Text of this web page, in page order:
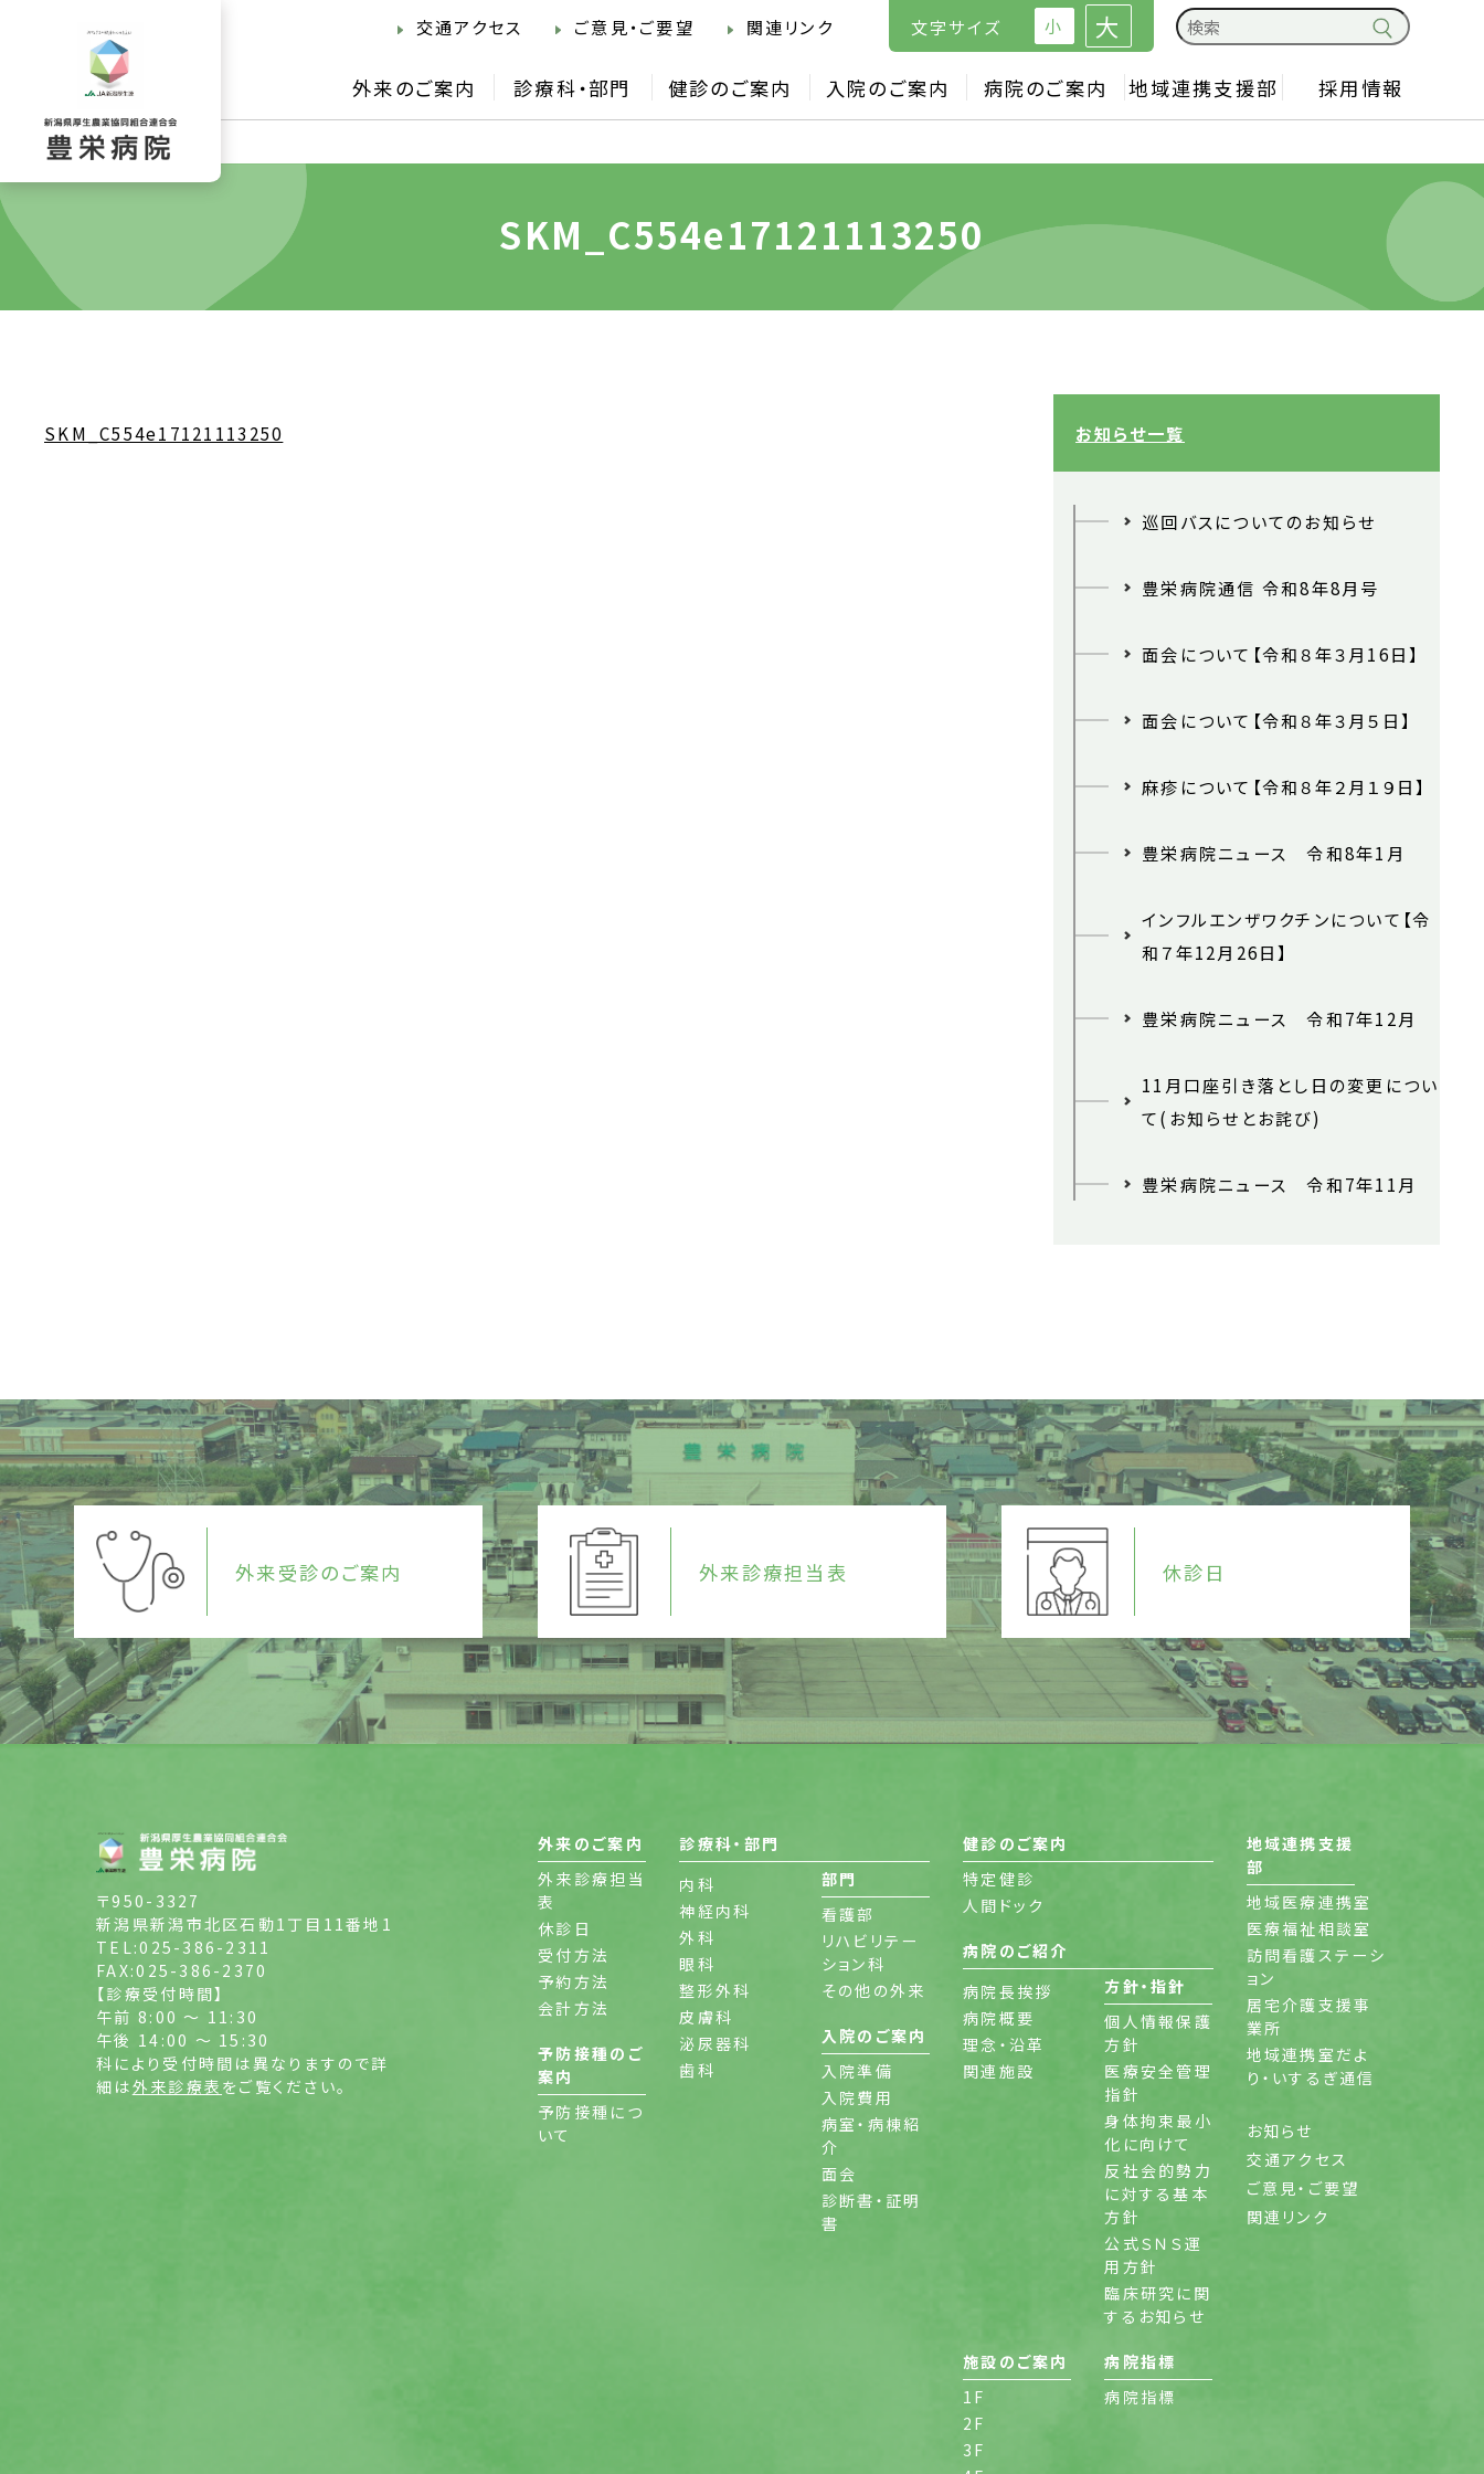
交通アクセス ご意見・ご要望 関連リンク 文字サイズ 小 大
外来のご案内 診療科・部門 健診のご案内 入院のご案内 病院のご案内 地域連携支援部 採用情報
SKM_C554e17121113250
SKM_C554e17121113250 お知らせ一覧
巡回バスについてのお知らせ
豊栄病院通信 令和8年8月号
面会について【令和８年３月16日】
面会について【令和８年３月５日】
麻疹について【令和８年２月１９日】
豊栄病院ニュース 令和8年1月
インフルエンザワクチンについて【令
和７年12月26日】
豊栄病院ニュース 令和7年12月
11月口座引き落とし日の変更につい
て(お知らせとお詫び)
豊栄病院ニュース 令和7年11月
外来受診のご案内 外来診療担当表 休診日
〒950-3327
新潟県新潟市北区石動1丁目11番地1
TEL:025-386-2311
FAX:025-386-2370
【診療受付時間】
午前 8:00 ～ 11:30
午後 14:00 ～ 15:30
科により受付時間は異なりますので詳
細は外来診療表 をご覧ください。
外来のご案内
外来診療担当
表
休診日
受付方法
予約方法
会計方法
予防接種のご
案内
予防接種につ
いて
診療科・部門
内科
神経内科
外科
眼科
整形外科
皮膚科
泌尿器科
歯科
部門
看護部
リハビリテー
ション科
その他の外来
入院のご案内
入院準備
入院費用
病室・病棟紹
介
面会
診断書・証明
書
健診のご案内
特定健診
人間ドック
病院のご紹介
病院長挨拶
病院概要
理念・沿革
関連施設
方針・指針
個人情報保護
方針
医療安全管理
指針
身体拘束最小
化に向けて
反社会的勢力
に対する基本
方針
公式ＳＮＳ運
用方針
臨床研究に関
するお知らせ
施設のご案内
1F
2F
3F
病院指標
病院指標
地域連携支援
部
地域医療連携室
医療福祉相談室
訪問看護ステーシ
ョン
居宅介護支援事
業所
地域連携室だよ
り・いするぎ通信
お知らせ
交通アクセス
ご意見・ご要望
関連リンク